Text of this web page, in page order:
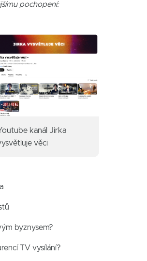
pochopení:
kanál Jirka
věci
byznysem?
TV vysílání?